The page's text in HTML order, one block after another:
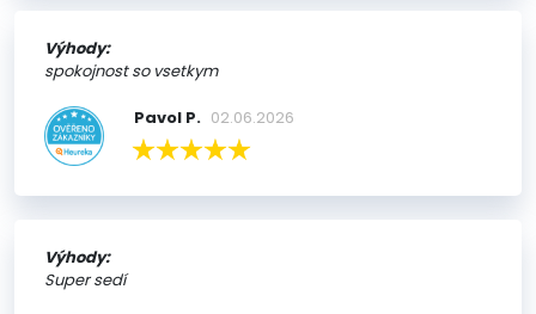
Výhody:
spokojnost so vsetkym
Pavol P. 02.06.2026
Výhody:
Super sedí